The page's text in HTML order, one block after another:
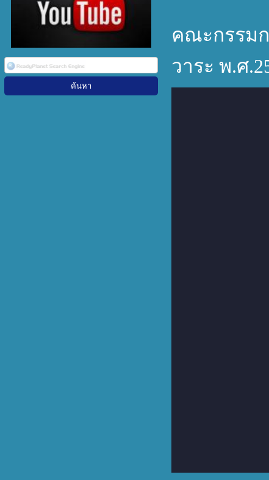
คณะกรรม
วาระ พ.ศ